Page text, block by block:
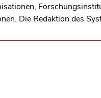
Die Redaktion des